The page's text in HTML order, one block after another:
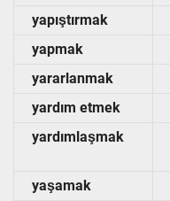
yapıştırmak
yapmak
yararlanmak
yardım etmek
yardımlaşmak
yaşamak